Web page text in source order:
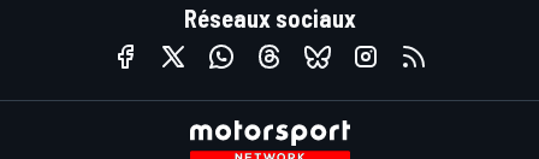
Réseaux sociaux